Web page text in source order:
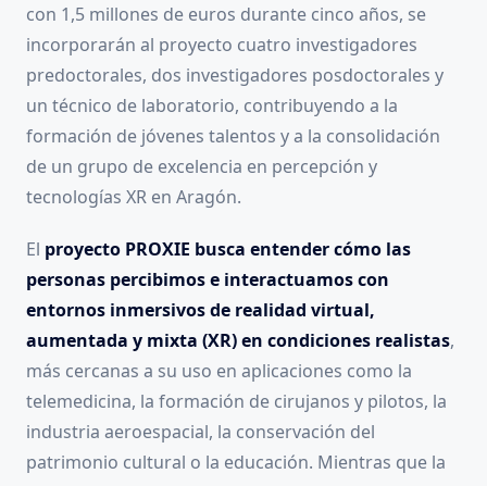
con 1,5 millones de euros durante cinco años, se
incorporarán al proyecto cuatro investigadores
predoctorales, dos investigadores posdoctorales y
un técnico de laboratorio, contribuyendo a la
formación de jóvenes talentos y a la consolidación
de un grupo de excelencia en percepción y
tecnologías XR en Aragón.
El proyecto PROXIE busca entender cómo las
personas percibimos e interactuamos con
entornos inmersivos de realidad virtual,
aumentada y mixta (XR) en condiciones realistas,
más cercanas a su uso en aplicaciones como la
telemedicina, la formación de cirujanos y pilotos, la
industria aeroespacial, la conservación del
patrimonio cultural o la educación. Mientras que la